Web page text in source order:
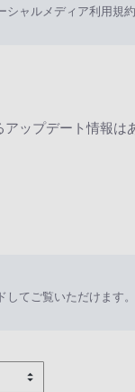
シャルメディア利用規
ップデート情報は
してご覧いただけます